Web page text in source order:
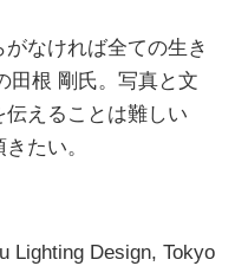
がなければ全ての生き
田根 剛氏。写真と文
えることは難しい
たい。
Lighting Design, Tokyo